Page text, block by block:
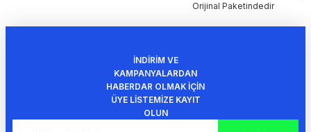
Gönder
Orijinal Paketindedir
İNDİRİM VE
KAMPANYALARDAN
HABERDAR OLMAK İÇİN
ÜYE LİSTEMİZE KAYIT
OLUN